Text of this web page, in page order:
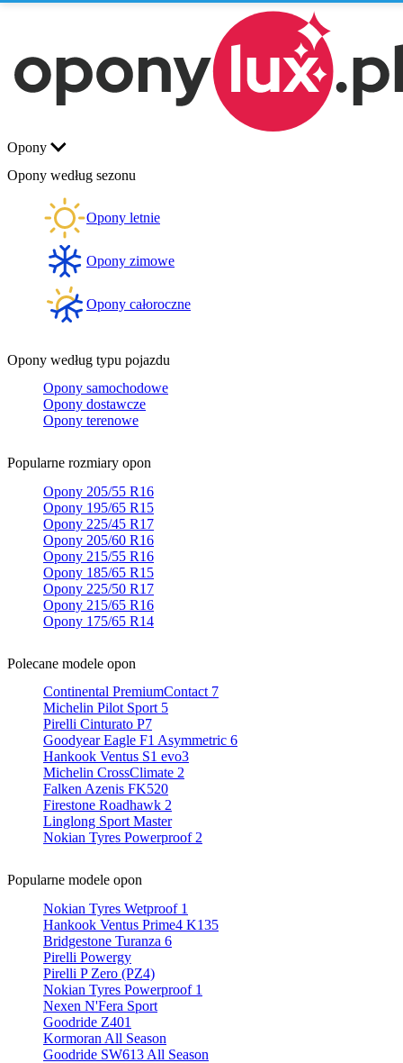
Opony
Opony według sezonu
Opony letnie
Opony zimowe
Opony całoroczne
Opony według typu pojazdu
Opony samochodowe
Opony dostawcze
Opony terenowe
Popularne rozmiary opon
Opony 205/55 R16
Opony 195/65 R15
Opony 225/45 R17
Opony 205/60 R16
Opony 215/55 R16
Opony 185/65 R15
Opony 225/50 R17
Opony 215/65 R16
Opony 175/65 R14
Polecane modele opon
Continental PremiumContact 7
Michelin Pilot Sport 5
Pirelli Cinturato P7
Goodyear Eagle F1 Asymmetric 6
Hankook Ventus S1 evo3
Michelin CrossClimate 2
Falken Azenis FK520
Firestone Roadhawk 2
Linglong Sport Master
Nokian Tyres Powerproof 2
Popularne modele opon
Nokian Tyres Wetproof 1
Hankook Ventus Prime4 K135
Bridgestone Turanza 6
Pirelli Powergy
Pirelli P Zero (PZ4)
Nokian Tyres Powerproof 1
Nexen N'Fera Sport
Goodride Z401
Kormoran All Season
Goodride SW613 All Season